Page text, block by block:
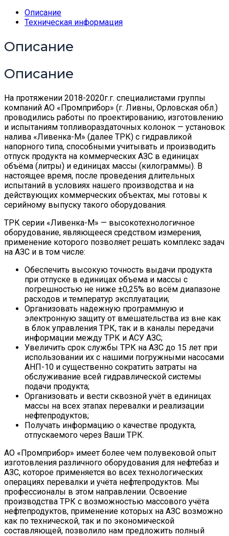
Описание
Техническая информация
Описание
Описание
На протяжении 2018-2020г.г. специалистами группы
компаний АО «Промприбор» (г. Ливны, Орловская обл.)
проводились работы по проектированию, изготовлению
и испытаниям топливораздаточных колонок — установок
налива «Ливенка-М» (далее ТРК) с гидравликой
напорного типа, способными учитывать и производить
отпуск продукта на коммерческих АЗС в единицах
объёма (литры) и единицах массы (килограммы). В
настоящее время, после проведения длительных
испытаний в условиях нашего производства и на
действующих коммерческих объектах, мы готовы к
серийному выпуску такого оборудования.
ТРК серии «Ливенка-М» — высокотехнологичное
оборудование, являющееся средством измерения,
применение которого позволяет решать комплекс задач
на АЗС и в том числе:
Обеспечить высокую точность выдачи продукта
при отпуске в единицах объема и массы с
погрешностью не ниже ±0,25% во всём диапазоне
расходов и температур эксплуатации;
Организовать надежную программную и
электронную защиту от вмешательства из вне как
в блок управления ТРК, так и в каналы передачи
информации между ТРК и АСУ АЗС;
Увеличить срок службы ТРК на АЗС до 15 лет при
использовании их с нашими погружными насосами
АНП-10 и существенно сократить затраты на
обслуживание всей гидравлической системы
подачи продукта;
Организовать и вести сквозной учёт в единицах
массы на всех этапах перевалки и реализации
нефтепродуктов;
Получать информацию о качестве продукта,
отпускаемого через Ваши ТРК.
АО «Промприбор» имеет более чем полувековой опыт
изготовления различного оборудования для нефтебаз и
АЗС, которое применяется во всех технологических
операциях перевалки и учёта нефтепродуктов. Мы
профессионалы в этом направлении. Освоение
производства ТРК с возможностью массового учёта
нефтепродуктов, применение которых на АЗС возможно
как по технической, так и по экономической
составляющей, позволило нам предложить полный